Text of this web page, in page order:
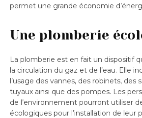
permet une grande économie
Une plomberie
La plomberie est en fait un dispositif
la circulation du gaz et de l’eau. Elle
l’usage des vannes, des robinets, des
tuyaux ainsi que des pompes. Les
de l’environnement pourront utiliser
écologiques pour l’installation de leur